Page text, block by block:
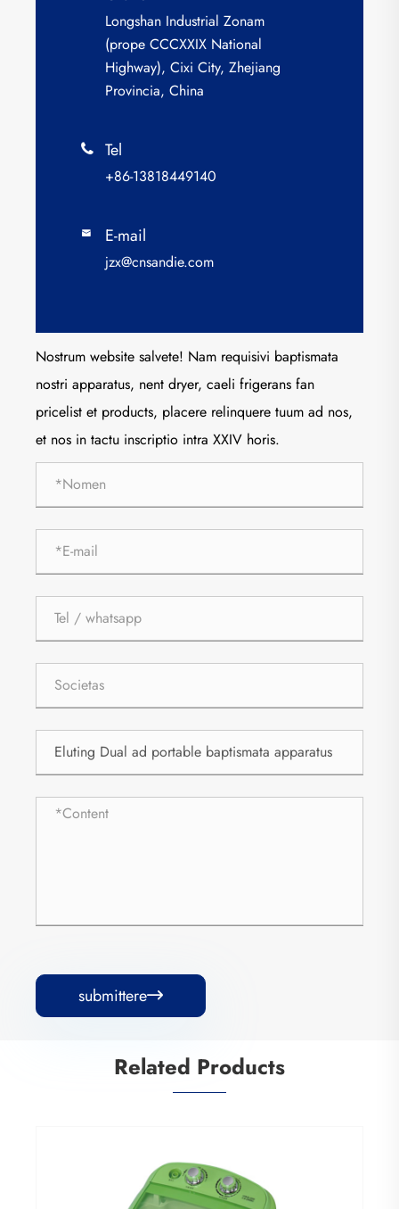
Longshan Industrial Zonam
(prope CCCXXIX National
Highway), Cixi City, Zhejiang
Provincia, China
 Tel
+86-13818449140
 E-mail
jzx@cnsandie.com
Nostrum website salvete! Nam requisivi baptismata
nostri apparatus, nent dryer, caeli frigerans fan
pricelist et products, placere relinquere tuum ad nos,
et nos in tactu inscriptio intra XXIV horis.
submittere
Related Products